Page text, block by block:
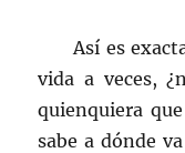
Así es
vida a veces,
quienquiera
sabe a dónde